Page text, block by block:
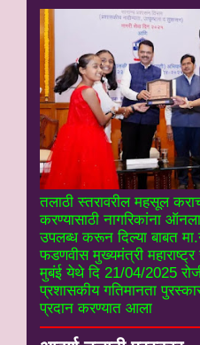
तलाठी स्तरावरील महसूल
करण्यासाठी नागरिकांना
उपलब्ध करून दिल्या बाबत
फडणवीस मुख्यमंत्री
मुबंई येथे दि 21/04/2025
प्रशासकीय गतिमानता
प्रदान करण्यात आला